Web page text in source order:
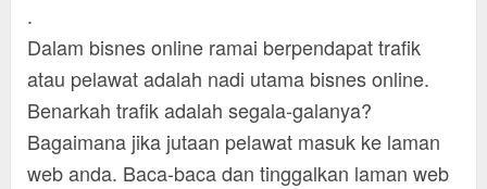
.
Dalam bisnes online ramai berpendapat trafik
atau pelawat adalah nadi utama bisnes online.
Benarkah trafik adalah segala-galanya?
Bagaimana jika jutaan pelawat masuk ke laman
web anda. Baca-baca dan tinggalkan laman web